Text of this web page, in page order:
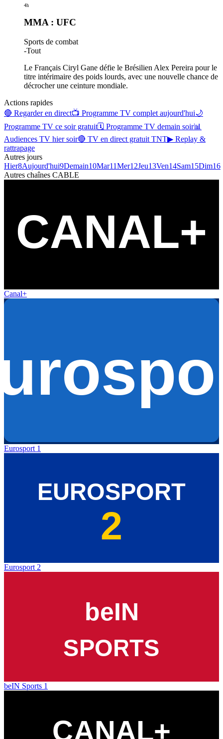
4h
MMA : UFC
Sports de combat
-Tout
Le Français Ciryl Gane défie le Brésilien Alex Pereira pour le
titre intérimaire des poids lourds, avec une nouvelle chance de
décrocher une ceinture mondiale.
Actions rapides
🔴 Regarder en direct📺 Programme TV complet aujourd'hui🌙
Programme TV ce soir gratuit🗓 Programme TV demain soir📊
Audiences TV hier soir🔴 TV en direct gratuit TNT▶ Replay &
rattrapage
Autres jours
Hier8Aujourd'hui9Demain10Mar11Mer12Jeu13Ven14Sam15Dim16
Autres chaînes CABLE
Canal+
Eurosport 1
Eurosport 2
beIN Sports 1